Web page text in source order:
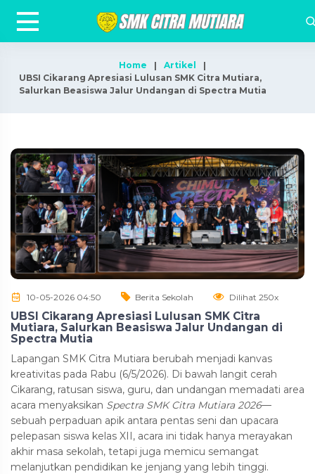
Home
Artikel
UBSI Cikarang Apresiasi Lulusan SMK Citra Mutiara,
Salurkan Beasiswa Jalur Undangan di Spectra Mutia
10-05-2026 04:50 Berita Sekolah Dilihat 250x
UBSI Cikarang Apresiasi Lulusan SMK Citra
Mutiara, Salurkan Beasiswa Jalur Undangan di
Spectra Mutia
Lapangan SMK Citra Mutiara berubah menjadi kanvas
kreativitas pada Rabu (6/5/2026). Di bawah langit cerah
Cikarang, ratusan siswa, guru, dan undangan memadati area
acara menyaksikan Spectra SMK Citra Mutiara 2026—
sebuah perpaduan apik antara pentas seni dan upacara
pelepasan siswa kelas XII, acara ini tidak hanya merayakan
akhir masa sekolah, tetapi juga memicu semangat
melanjutkan pendidikan ke jenjang yang lebih tinggi.